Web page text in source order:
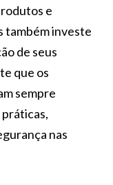
e
também investe
de seus
que os
sempre
nas